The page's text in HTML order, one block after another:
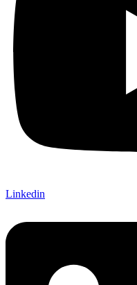
Linkedin